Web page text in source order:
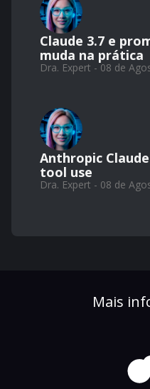
Claude 3.7 e
muda na prática
Dra. Expert - 08 de
Anthropic
tool use
Dra. Expert - 08 de
Mais